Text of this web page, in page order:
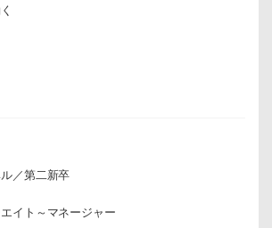
／第二新卒
イト～マネージャー